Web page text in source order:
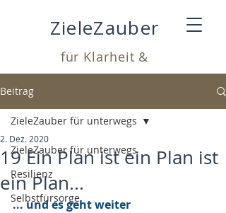
ZieleZauber
für Klarheit &
Beitrag
ZieleZauber für unterwegs
Resilienz
Selbstfürsorge
ZieleZauber für unterwegs
19 Ein Plan ist ein Plan ist
ein Plan...
2. Dez. 2020
... und es geht weiter